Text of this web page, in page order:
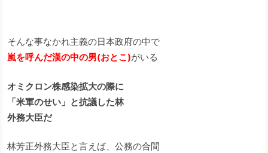
そんな事なかれ主義の日本政府の中で
嵐を呼んだ漢の中の男(おとこ)がいる
オミクロン株感染拡大の際に
「米軍のせい」と抗議した林
外務大臣だ
林芳正外務大臣と言えば、公務の合間